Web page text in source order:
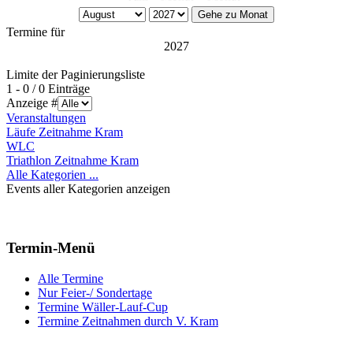
Gehe zu Monat
Termine für
2027
Limite der Paginierungsliste
1 - 0 / 0 Einträge
Anzeige #
Veranstaltungen
Läufe Zeitnahme Kram
WLC
Triathlon Zeitnahme Kram
Alle Kategorien ...
Events aller Kategorien anzeigen
Termin-Menü
Alle Termine
Nur Feier-/ Sondertage
Termine Wäller-Lauf-Cup
Termine Zeitnahmen durch V. Kram